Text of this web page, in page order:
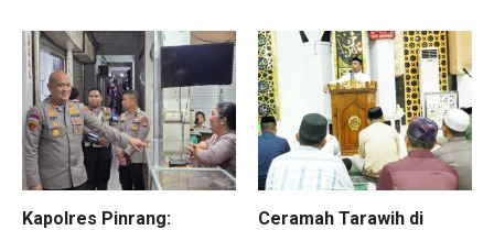
Kapolres Pinrang:
Ceramah Tarawih di